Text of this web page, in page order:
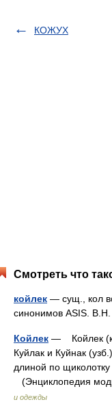
КОЖУХ
Смотреть что
койлек — сущ., кол
синонимов ASIS.
Койлек — Койлек
Куйлак и Куйнак
длиной по
(Энциклопедия
и одежды